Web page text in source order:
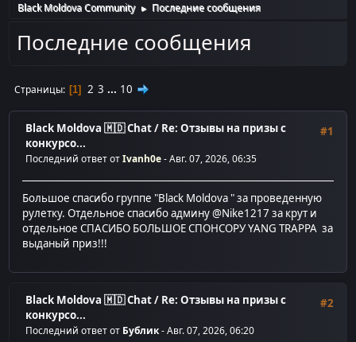
Black Moldova Community ► Последние сообщения
Последние сообщения
Страницы 1 2 3 ... 10
#1
Black Moldova 🇲🇩 Chat/ Re: Отзывы на призы с
конкурсо...
Последний ответ отIvanh0e- Авг. 07, 2026, 06:35
Большое спасибо группе "Black Moldova " за проведенную
рулетку. Отдельное спасибо админу @Nike1217 за крут и
отдельное СПАСИБО БОЛЬШОЕ СПОНСОРУ YANG TRAPPA за
выданый приз!!!
#2
Black Moldova 🇲🇩 Chat/ Re: Отзывы на призы с
конкурсо...
Последний ответ от Бублик- Авг. 07, 2026, 06:20